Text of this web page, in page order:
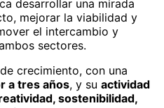
desarrollar una mirada
mejorar la viabilidad y
el intercambio y
sectores.
crecimiento, con una
a tres años, y su actividad
sostenibilidad,